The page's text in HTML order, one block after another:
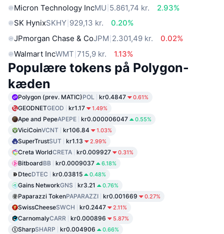
Micron Technology IncMU 5.861,74 kr.
2.93%
SK HynixSKHY 929,13 kr.
0.20%
JPmorgan Chase & CoJPM 2.301,49 kr.
0.02%
Walmart IncWMT 715,9 kr. 1.13%
Populære tokens på Polygon-
kæden
Polygon (prev. MATIC)POL kr0.4847 0.61%
GEODNETGEOD kr1.17 1.49%
Ape and PepeAPEPE kr0.000006047 0.55%
ViciCoinVCNT kr106.84 1.03%
SuperTrustSUT kr1.13 2.99%
Creta WorldCRETA kr0.009927 0.31%
BitboardBB kr0.0009037 6.18%
DtecDTEC kr0.03815 0.48%
Gains NetworkGNS kr3.21 0.76%
Paparazzi TokenPAPARAZZI kr0.001669 0.27%
SwissCheeseSWCH kr0.2447 2.11%
CarnomalyCARR kr0.000896 5.87%
SharpSHARP kr0.004906 0.66%